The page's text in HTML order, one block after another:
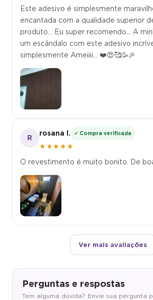
Este adesivo é simplesmente
encantada com a qualidade superior
produto... Eu super recomendo... A
um escândalo com este adesivo
simplesmente Ameiiii... ❤️😍🥰🥳🎉
R
rosana l. ✓ Compra verificada
★★★★★
O revestimento é muito bonito. De
Ver mais avaliações
Perguntas e respostas
Tem alguma dúvida? Envie sua pergunta